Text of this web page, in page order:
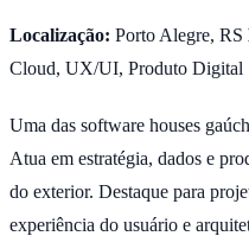
Localização: Porto Alegre, RS
Cloud, UX/UI, Produto Digital
Uma das software houses
Atua em estratégia, dados e
do exterior. Destaque para
experiência do usuário e